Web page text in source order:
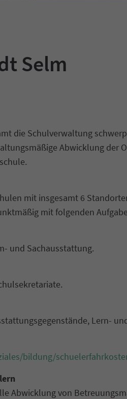
Selm
die Schulverwaltung
Abwicklung der
mit insgesamt 6
mit folgenden
und Sachausstattung.
Lern-
bildung/
Abwicklung von